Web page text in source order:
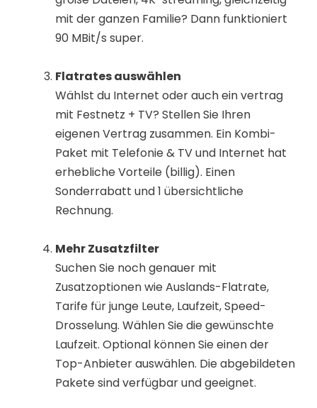
mit der ganzen Familie? Dann funktioniert
90 MBit/s super.
Flatrates auswählen
Wählst du Internet oder auch ein vertrag
mit Festnetz + TV? Stellen Sie Ihren
eigenen Vertrag zusammen. Ein Kombi-
Paket mit Telefonie & TV und Internet hat
erhebliche Vorteile (billig). Einen
Sonderrabatt und 1 übersichtliche
Rechnung.
Mehr Zusatzfilter
Suchen Sie noch genauer mit
Zusatzoptionen wie Auslands-Flatrate,
Tarife für junge Leute, Laufzeit, Speed-
Drosselung. Wählen Sie die gewünschte
Laufzeit. Optional können Sie einen der
Top-Anbieter auswählen. Die abgebildeten
Pakete sind verfügbar und geeignet.